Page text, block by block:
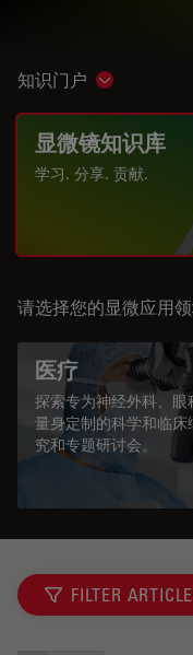
知识门户 Show
显微镜知识库
学习. 分享. 贡献.
请选择您的显微应用
医疗
探索专为神经外科、
量身定制的科学和临
究和专题研讨会。
FILTER